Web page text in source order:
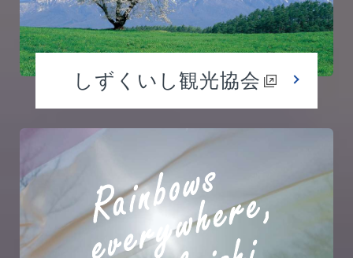
しずくいし観光協会